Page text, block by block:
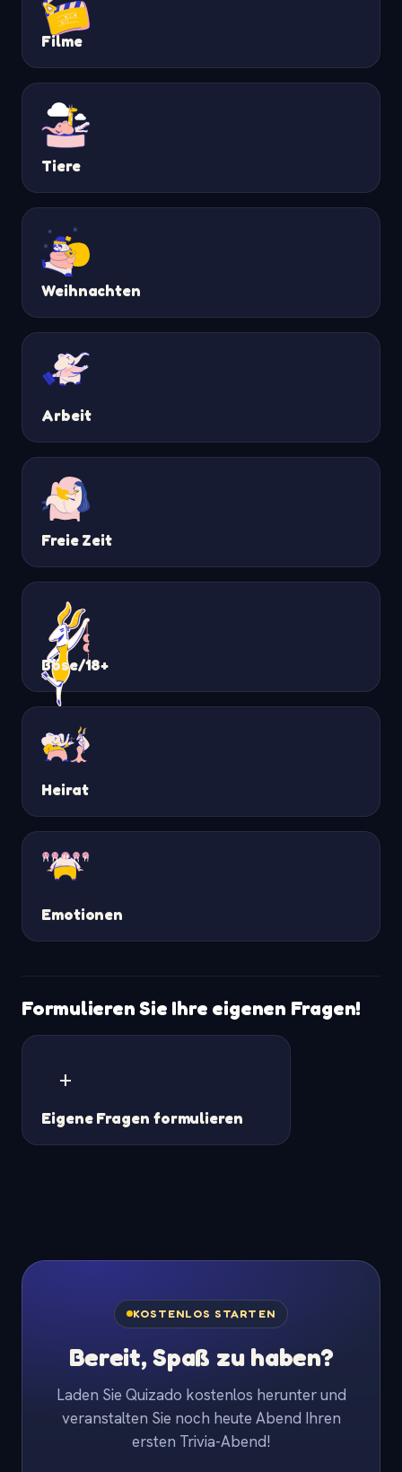
Filme
Tiere
Weihnachten
Arbeit
Freie Zeit
Böse/18+
Heirat
Emotionen
Formulieren Sie Ihre eigenen Fragen!
+
Eigene Fragen formulieren
KOSTENLOS STARTEN
Bereit, Spaß zu haben?
Laden Sie Quizado kostenlos herunter und
veranstalten Sie noch heute Abend Ihren
ersten Trivia-Abend!